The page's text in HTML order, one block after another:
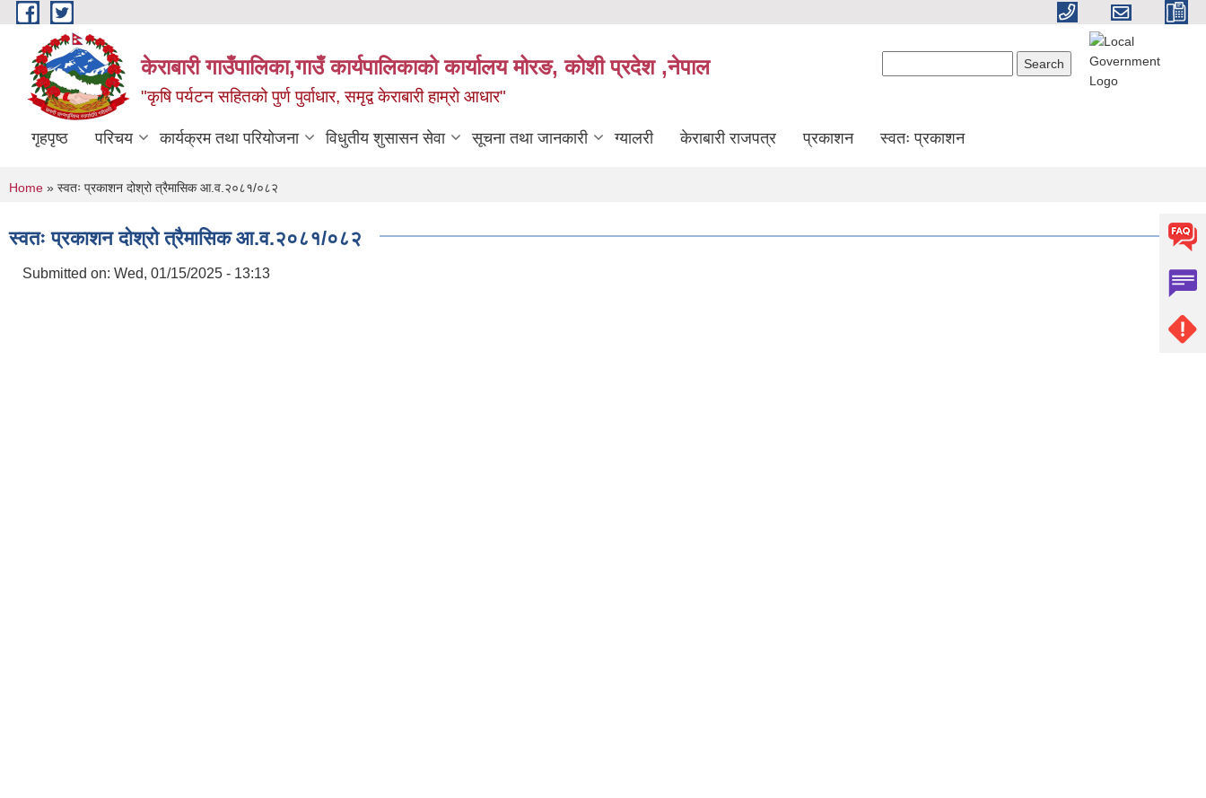
Skip to main content
केराबारी गाउँपालिका,गाउँ कार्यपालिकाको कार्यालय मोरङ, कोशी प्रदेश ,नेपाल
"कृषि पर्यटन सहितको पुर्ण पुर्वाधार, समृद्व केराबारी हाम्रो आधार"
गृहपृष्ठ परिचय कार्यक्रम तथा परियोजना विधुतीय शुसासन सेवा सूचना तथा जानकारी ग्यालरी केराबारी राजपत्र प्रकाशन स्वतः प्रकाशन
You are here
Home » स्वतः प्रकाशन दोश्रो त्रैमासिक आ.व.२०८१/०८२
स्वतः प्रकाशन दोश्रो त्रैमासिक आ.व.२०८१/०८२
Submitted on: Wed, 01/15/2025 - 13:13